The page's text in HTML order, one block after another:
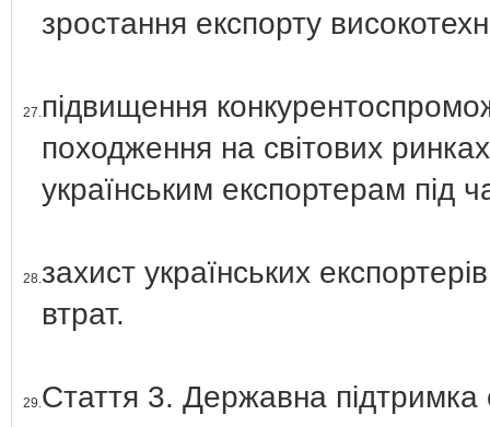
зростання експорту
27.підвищення
походження на світових
українським експортерам під
28.захист українських
втрат.
29.Стаття 3. Державна підтримка